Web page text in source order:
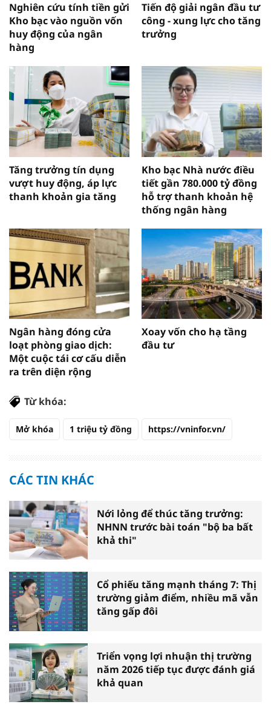
Nghiên cứu tính tiền gửi
Kho bạc vào nguồn vốn
huy động của ngân
hàng
Tiến độ giải ngân đầu tư
công - xung lực cho tăng
trưởng
Tăng trưởng tín dụng
vượt huy động, áp lực
thanh khoản gia tăng
Kho bạc Nhà nước điều
tiết gần 780.000 tỷ đồng
hỗ trợ thanh khoản hệ
thống ngân hàng
Ngân hàng đóng cửa
loạt phòng giao dịch:
Một cuộc tái cơ cấu diễn
ra trên diện rộng
Xoay vốn cho hạ tầng
đầu tư
Từ khóa:
Mở khóa 1 triệu tỷ đồng https://vninfor.vn/
CÁC TIN KHÁC
Nới lỏng để thúc tăng trưởng:
NHNN trước bài toán "bộ ba bất
khả thi"
Cổ phiếu tăng mạnh tháng 7: Thị
trường giảm điểm, nhiều mã vẫn
tăng gấp đôi
Triển vọng lợi nhuận thị trường
năm 2026 tiếp tục được đánh giá
khả quan